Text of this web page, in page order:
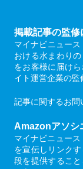
掲載記事の監修
マイナビニュー
おける水まわり
をお客様に届け
イト運営企業の監
記事に関するお問
Amazonアソシ
マイナビニュー
を宣伝しリンク
段を提供するこ